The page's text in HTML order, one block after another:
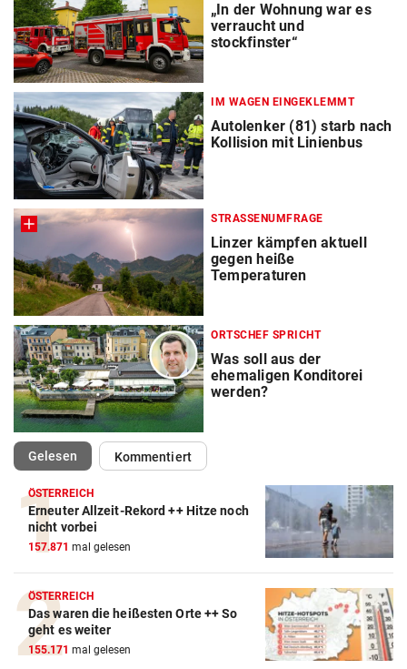
„In der Wohnung war es
verraucht und
stockfinster“
IM WAGEN EINGEKLEMMT
Autolenker (81) starb nach
Kollision mit Linienbus
STRASSENUMFRAGE
Linzer kämpfen aktuell
gegen heiße
Temperaturen
ORTSCHEF SPRICHT
Was soll aus der
ehemaligen Konditorei
werden?
Gelesen(ausgewählt)Kommentiert
ÖSTERREICH
Erneuter Allzeit-Rekord ++ Hitze noch
nicht vorbei
157.871 mal gelesen
ÖSTERREICH
Das waren die heißesten Orte ++ So
geht es weiter
155.171 mal gelesen